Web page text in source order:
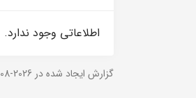
اطلاعاتی وجود ندارد.
گزارش ایجاد شده در 2026-08-08 ساعت 12:26:04 (UTC +03:30).